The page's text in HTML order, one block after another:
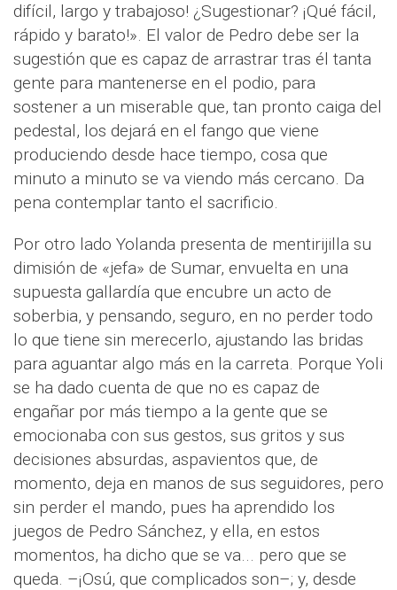
difícil, largo y trabajoso! ¿Sugestionar? ¡Qué fácil,
rápido y barato!». El valor de Pedro debe ser la
sugestión que es capaz de arrastrar tras él tanta
gente para mantenerse en el podio, para
sostener a un miserable que, tan pronto caiga del
pedestal, los dejará en el fango que viene
produciendo desde hace tiempo, cosa que
minuto a minuto se va viendo más cercano. Da
pena contemplar tanto el sacrificio.
Por otro lado Yolanda presenta de mentirijilla su
dimisión de «jefa» de Sumar, envuelta en una
supuesta gallardía que encubre un acto de
soberbia, y pensando, seguro, en no perder todo
lo que tiene sin merecerlo, ajustando las bridas
para aguantar algo más en la carreta. Porque Yoli
se ha dado cuenta de que no es capaz de
engañar por más tiempo a la gente que se
emocionaba con sus gestos, sus gritos y sus
decisiones absurdas, aspavientos que, de
momento, deja en manos de sus seguidores, pero
sin perder el mando, pues ha aprendido los
juegos de Pedro Sánchez, y ella, en estos
momentos, ha dicho que se va... pero que se
queda. –¡Osú, que complicados son–; y, desde